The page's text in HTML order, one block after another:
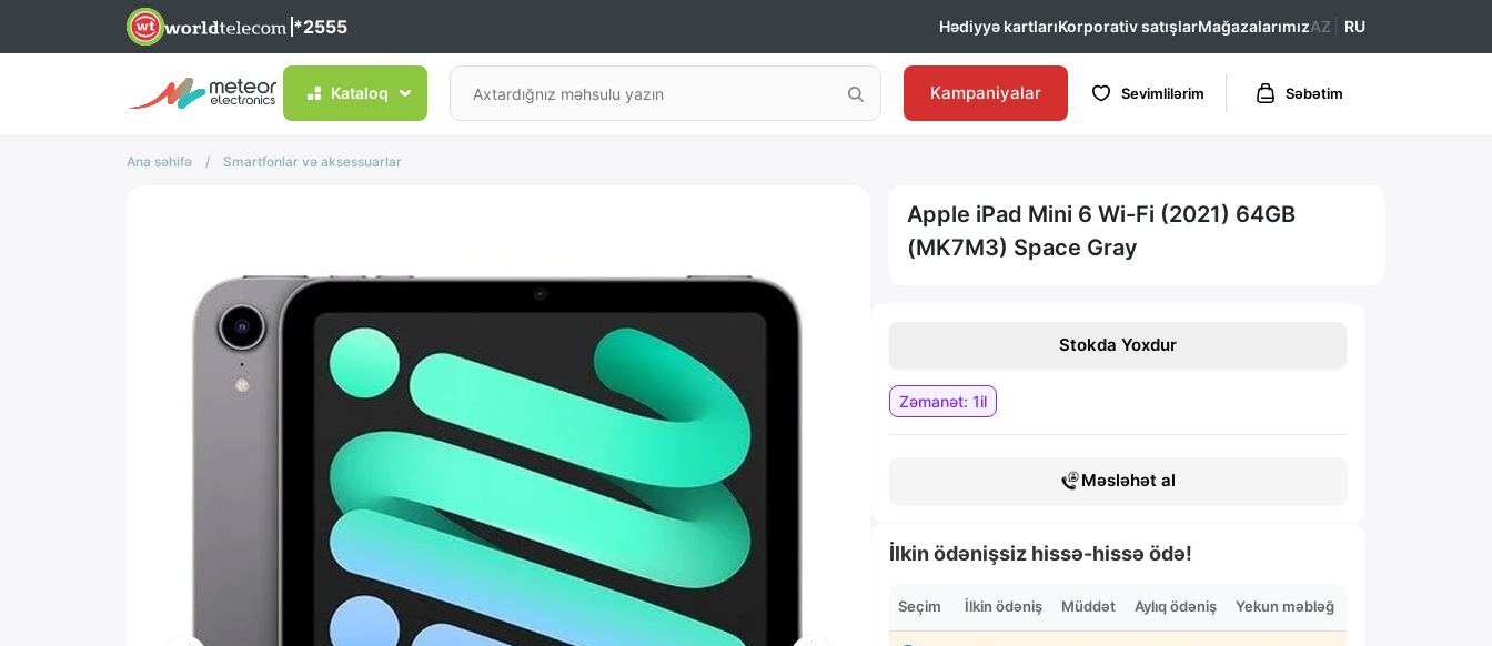
*2555 Hədiyyə kartlarıKorporativ satışlarMağazalarımızAZ RU
Kataloq Kampaniyalar Sevimlilərim Səbətim
Ana səhifə / Smartfonlar və aksessuarlar
Apple iPad Mini 6 Wi-Fi (2021) 64GB
(MK7M3) Space Gray
Stokda Yoxdur
Zəmanət: 1il
Məsləhət al
İlkin ödənişsiz hissə-hissə ödə!
Seçim İlkin ödəniş Müddət Aylıq ödəniş Yekun məbləğ